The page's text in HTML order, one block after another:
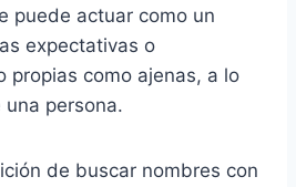
puede actuar como un
expectativas o
propias como ajenas, a lo
persona.
de buscar nombres con